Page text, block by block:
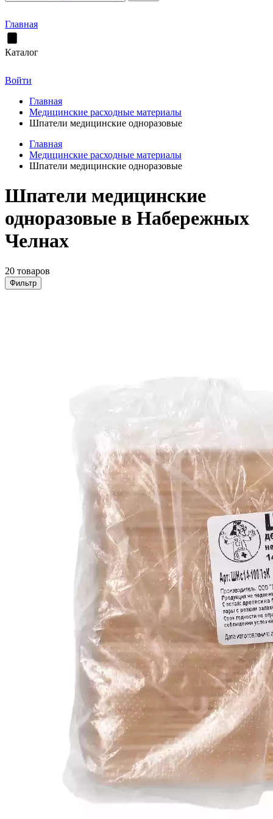
Главная
Каталог
Войти
Главная
Медицинские расходные материалы
Шпатели медицинские одноразовые
Главная
Медицинские расходные материалы
Шпатели медицинские одноразовые
Шпатели медицинские
одноразовые в Набережных
Челнах
20 товаров
Фильтр